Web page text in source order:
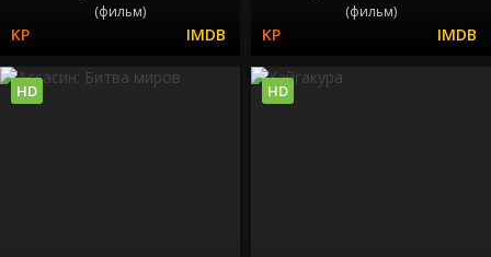
(фильм) (фильм)
HD HD